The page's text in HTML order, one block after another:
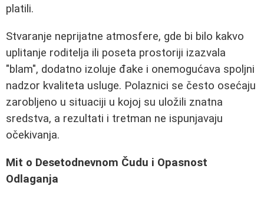
platili.
Stvaranje neprijatne atmosfere, gde bi bilo kakvo
uplitanje roditelja ili poseta prostoriji izazvala
"blam", dodatno izoluje đake i onemogućava spoljni
nadzor kvaliteta usluge. Polaznici se često osećaju
zarobljeno u situaciji u kojoj su uložili znatna
sredstva, a rezultati i tretman ne ispunjavaju
očekivanja.
Mit o Desetodnevnom Čudu i Opasnost
Odlaganja